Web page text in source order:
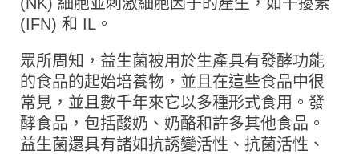
(IFN) 和 IL。
眾所周知，益生菌被用於生產具有發酵功能
的食品的起始培養物，並且在這些食品中很
常見，並且數千年來它以多種形式食用。發
酵食品，包括酸奶、奶酪和許多其他食品。
益生菌還具有諸如抗誘變活性、抗菌活性、